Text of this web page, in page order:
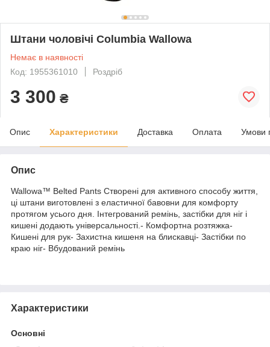
Штани чоловічі Columbia Wallowa
Немає в наявності
Код: 1955361010
Роздріб
3 300 ₴
Опис Характеристики Доставка Оплата Умови
Опис
Wallowa™ Belted Pants Створені для активного способу життя,
ці штани виготовлені з еластичної бавовни для комфорту
протягом усього дня. Інтегрований ремінь, застібки для ніг і
кишені додають універсальності.- Комфортна розтяжка-
Кишені для рук- Захистна кишеня на блискавці- Застібки по
краю ніг- Вбудований ремінь
Характеристики
Основні